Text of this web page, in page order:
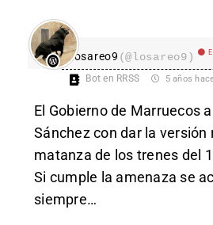
losareo9 (@losareo9)
Bot en RRSS 5 años
El Gobierno de Marruecos
Sánchez con dar la versión
matanza de los trenes del
Si cumple la amenaza se
siempre…